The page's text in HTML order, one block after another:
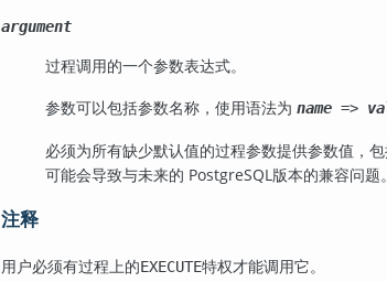
argument
过程调用的一个参数表达式。
参数可以包括参数名称，使用语法为 name =>
必须为所有缺少默认值的过程参数提供参数值，
可能会导致与未来的 PostgreSQL 版本的兼容问题
注释
用户必须有过程上的EXECUTE特权才能调用它。